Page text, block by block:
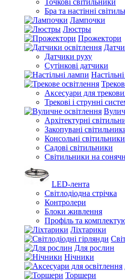
Точкові світильники
Бра та настінні
Лампочки
Люстры
Прожектори
Датчики руху
Сутінкові датчики
Аксесуари для
Трекові і струнні
Архітектурні
Закопувані
Консольні світильники
Садові світильники
Світильники на
LED-лента
Світлодіодна стрічка
Контролери
Блоки живлення
Профіль та
Ліхтарики
Для рослин
Нічники
Торшери